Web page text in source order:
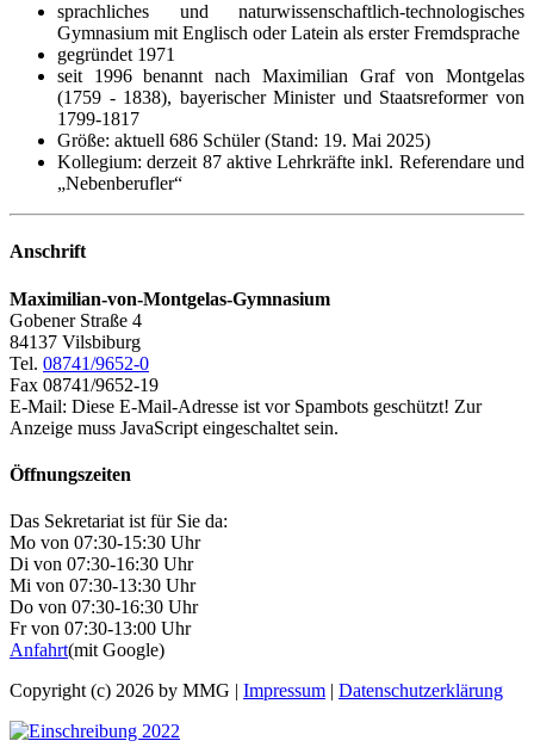
sprachliches und naturwissenschaftlich-technologisches
Gymnasium mit Englisch oder Latein als erster Fremdsprache
gegründet 1971
seit 1996 benannt nach Maximilian Graf von Montgelas
(1759 - 1838), bayerischer Minister und Staatsreformer von
1799-1817
Größe: aktuell 686 Schüler (Stand: 19. Mai 2025)
Kollegium: derzeit 87 aktive Lehrkräfte inkl. Referendare und
„Nebenberufler“
Anschrift
Maximilian-von-Montgelas-Gymnasium
Gobener Straße 4
84137 Vilsbiburg
Tel. 08741/9652-0
Fax 08741/9652-19
E-Mail: Diese E-Mail-Adresse ist vor Spambots geschützt! Zur
Anzeige muss JavaScript eingeschaltet sein.
Öffnungszeiten
Das Sekretariat ist für Sie da:
Mo von 07:30-15:30 Uhr
Di von 07:30-16:30 Uhr
Mi von 07:30-13:30 Uhr
Do von 07:30-16:30 Uhr
Fr von 07:30-13:00 Uhr
Anfahrt(mit Google)
Copyright (c) 2026 by MMG | Impressum | Datenschutzerklärung